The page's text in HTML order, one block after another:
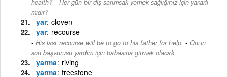
health?
Her gün bir diş sarımsak yemek sağlığınız için yararlı
mıdır?
yar cloven
yar recourse
His last recourse will be to go to his father for help. - Onun
son başvurusu yardım için babasına gitmek olacak.
yarma riving
yarma freestone